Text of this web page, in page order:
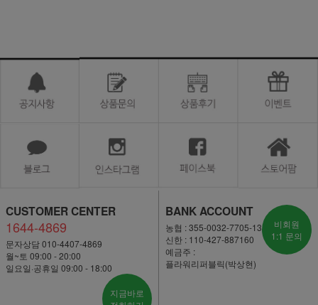
CUSTOMER CENTER
1644-4869
문자상담 010-4407-4869
월~토 09:00 - 20:00
일요일·공휴일 09:00 - 18:00
지금바로
BANK ACCOUNT
농협 : 355-0032-7705-13
신한 : 110-427-887160
예금주 :
플라워리퍼블릭(박상현)
비회원
1:1 문의